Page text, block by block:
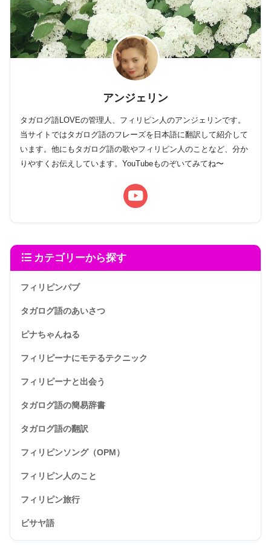
アンジェリン
タガログ語LOVEの管理人、フィリピン人のアンジェリンです。
当サイトではタガログ語のフレーズを日本語に翻訳して紹介して
います。他にもタガログ語の歌やフィリピン人のことなど、分か
りやすくお伝えしています。YouTubeものぞいてみてね〜
カテゴリーから探す
フィリピンパブ
タガログ語のあいさつ
ピナちゃんねる
フィリピーナにモテるテクニック
フィリピーナと出会う
タガログ語の簡易辞書
タガログ語の翻訳
フィリピンソング（OPM）
フィリピン人のこと
フィリピン旅行
ビサヤ語